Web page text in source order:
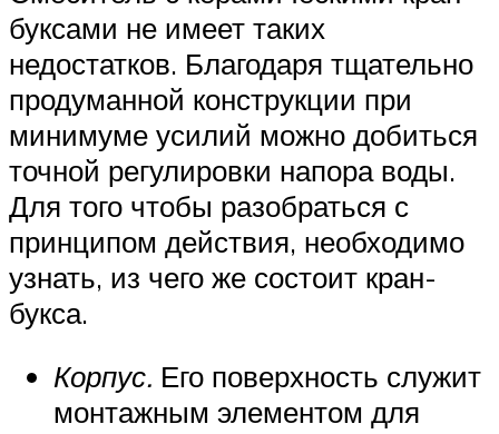
буксами не имеет таких
недостатков. Благодаря тщательно
продуманной конструкции при
минимуме усилий можно добиться
точной регулировки напора воды.
Для того чтобы разобраться с
принципом действия, необходимо
узнать, из чего же состоит кран-
букса.
Корпус. Его поверхность служит
монтажным элементом для